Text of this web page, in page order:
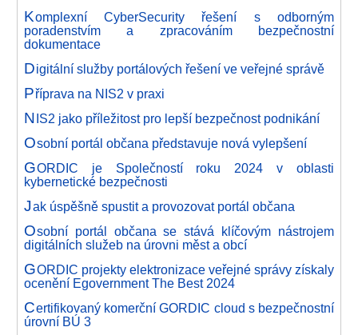
Komplexní CyberSecurity řešení s odborným
poradenstvím a zpracováním bezpečnostní
dokumentace
Digitální služby portálových řešení ve veřejné správě
Příprava na NIS2 v praxi
NIS2 jako příležitost pro lepší bezpečnost podnikání
Osobní portál občana představuje nová vylepšení
GORDIC je Společností roku 2024 v oblasti
kybernetické bezpečnosti
Jak úspěšně spustit a provozovat portál občana
Osobní portál občana se stává klíčovým nástrojem
digitálních služeb na úrovni měst a obcí
GORDIC projekty elektronizace veřejné správy získaly
ocenění Egovernment The Best 2024
Certifikovaný komerční GORDIC cloud s bezpečnostní
úrovní BÚ 3